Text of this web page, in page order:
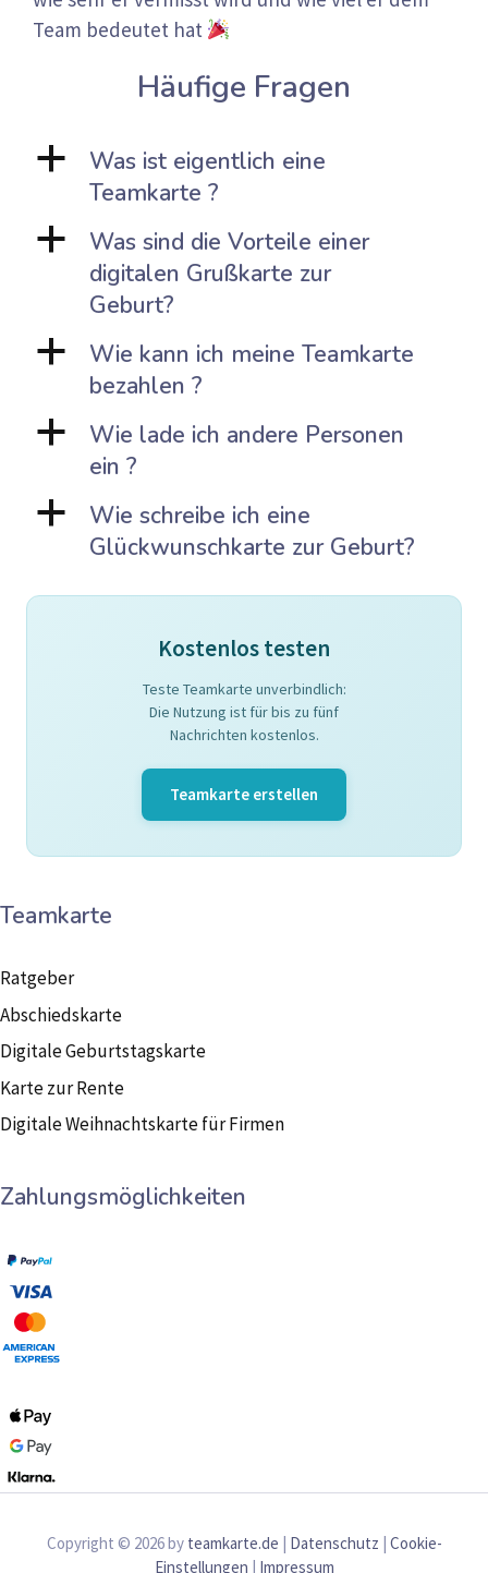
Team bedeutet hat
Häufige Fragen
a
Was ist eigentlich eine
Teamkarte ?
a
Was sind die Vorteile einer
digitalen Grußkarte zur
Geburt?
a
Wie kann ich meine Teamkarte
bezahlen ?
a
Wie lade ich andere Personen
ein ?
a
Wie schreibe ich eine
Glückwunschkarte zur Geburt?
Kostenlos testen
Teste Teamkarte unverbindlich:
Die Nutzung ist für bis zu fünf
Nachrichten kostenlos.
Teamkarte erstellen
Teamkarte
Ratgeber
Abschiedskarte
Digitale Geburtstagskarte
Karte zur Rente
Digitale Weihnachtskarte für Firmen
Zahlungsmöglichkeiten
Copyright © 2026 by teamkarte.de Datenschutz Cookie-
Einstellungen
Impressum